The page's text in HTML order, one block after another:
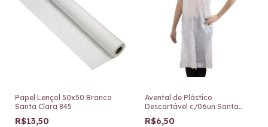
Papel Lençol 50x50 Branco
Santa Clara 845
R$13,50
Avental de Plástico
Descartável c/06un Santa
R$6,50